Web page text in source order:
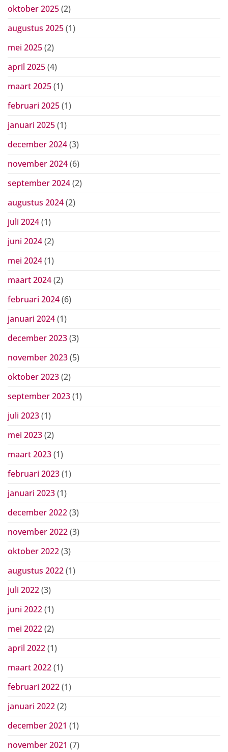
oktober 2025(2)
augustus 2025(1)
mei 2025(2)
april 2025(4)
maart 2025(1)
februari 2025(1)
januari 2025(1)
december 2024(3)
november 2024(6)
september 2024(2)
augustus 2024(2)
juli 2024(1)
juni 2024(2)
mei 2024(1)
maart 2024(2)
februari 2024(6)
januari 2024(1)
december 2023(3)
november 2023(5)
oktober 2023(2)
september 2023(1)
juli 2023(1)
mei 2023(2)
maart 2023(1)
februari 2023(1)
januari 2023(1)
december 2022(3)
november 2022(3)
oktober 2022(3)
augustus 2022(1)
juli 2022(3)
juni 2022(1)
mei 2022(2)
april 2022(1)
maart 2022(1)
februari 2022(1)
januari 2022(2)
december 2021 (1)
november 2021 (7)